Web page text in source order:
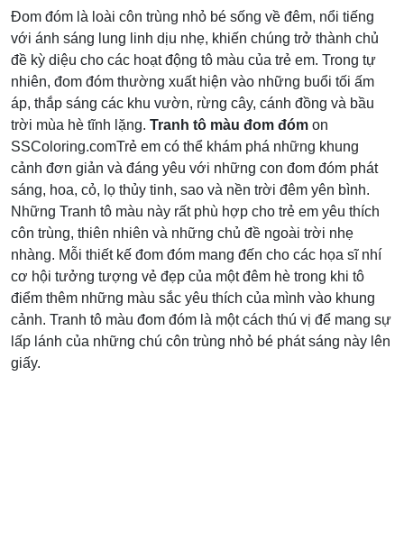
Đom đóm là loài côn trùng nhỏ bé sống về đêm, nổi tiếng
với ánh sáng lung linh dịu nhẹ, khiến chúng trở thành chủ
đề kỳ diệu cho các hoạt động tô màu của trẻ em. Trong tự
nhiên, đom đóm thường xuất hiện vào những buổi tối ấm
áp, thắp sáng các khu vườn, rừng cây, cánh đồng và bầu
trời mùa hè tĩnh lặng. Tranh tô màu đom đóm on
SSColoring.comTrẻ em có thể khám phá những khung
cảnh đơn giản và đáng yêu với những con đom đóm phát
sáng, hoa, cỏ, lọ thủy tinh, sao và nền trời đêm yên bình.
Những Tranh tô màu này rất phù hợp cho trẻ em yêu thích
côn trùng, thiên nhiên và những chủ đề ngoài trời nhẹ
nhàng. Mỗi thiết kế đom đóm mang đến cho các họa sĩ nhí
cơ hội tưởng tượng vẻ đẹp của một đêm hè trong khi tô
điểm thêm những màu sắc yêu thích của mình vào khung
cảnh. Tranh tô màu đom đóm là một cách thú vị để mang sự
lấp lánh của những chú côn trùng nhỏ bé phát sáng này lên
giấy.